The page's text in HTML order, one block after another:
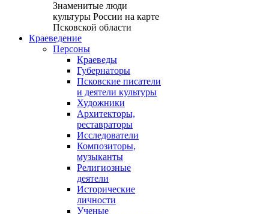
Знаменитые люди
культуры России на карте
Псковской области
Краеведение
Персоны
Краеведы
Губернаторы
Псковские писатели
и деятели культуры
Художники
Архитекторы,
реставраторы
Исследователи
Композиторы,
музыканты
Религиозные
деятели
Исторические
личности
Ученые